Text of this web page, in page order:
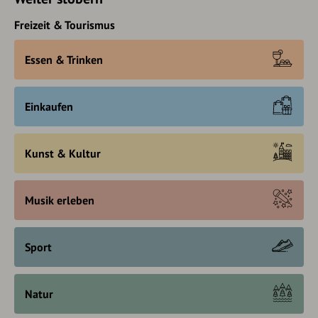
Freizeit & Tourismus
Essen & Trinken
Einkaufen
Kunst & Kultur
Musik erleben
Sport
Natur